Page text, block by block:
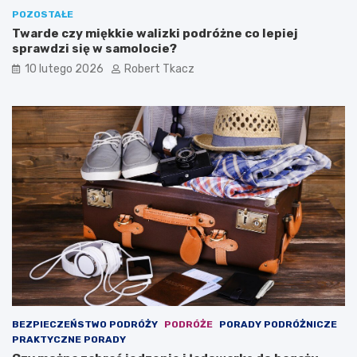
POZOSTAŁE
Twarde czy miękkie walizki podróżne co lepiej
sprawdzi się w samolocie?
10 lutego 2026 Robert Tkacz
BEZPIECZEŃSTWO PODRÓŻY PODRÓŻE
PORADY PODRÓŻNICZE
PRAKTYCZNE PORADY